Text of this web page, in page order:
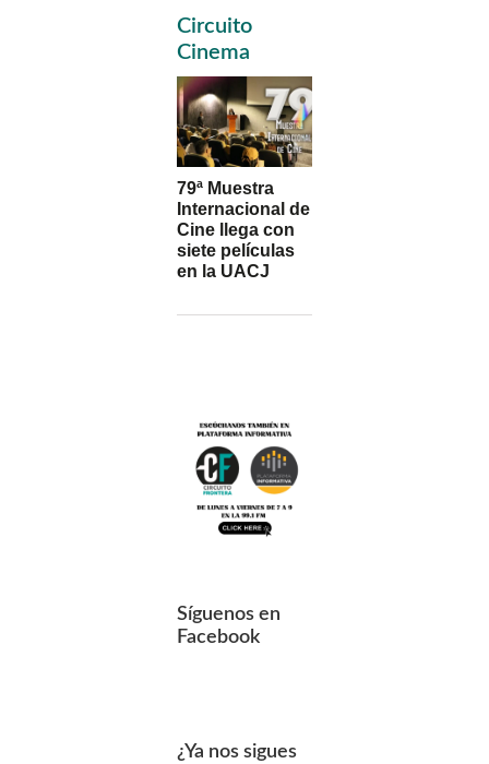
Primary
Sidebar
Circuito
Cinema
79ª Muestra
Internacional de
Cine llega con
siete películas
en la UACJ
Síguenos en
Facebook
¿Ya nos sigues